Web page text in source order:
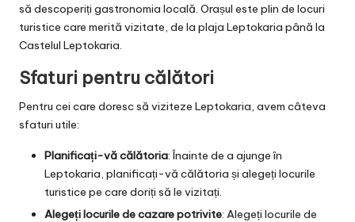
să descoperiți gastronomia locală. Orașul este plin de locuri
turistice care merită vizitate, de la plaja Leptokaria până la
Castelul Leptokaria.
Sfaturi pentru călători
Pentru cei care doresc să viziteze Leptokaria, avem câteva
sfaturi utile:
Planificați-vă călătoria: Înainte de a ajunge în
Leptokaria, planificați-vă călătoria și alegeți locurile
turistice pe care doriți să le vizitați.
Alegeți locurile de cazare potrivite: Alegeți locurile de